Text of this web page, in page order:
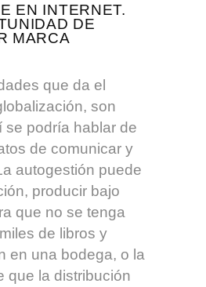
EN INTERNET.
DE
MARCA
que da el
son
se podría hablar de
de comunicar y
autogestión puede
producir bajo
que no se tenga
de libros y
en una bodega, o la
que la distribución